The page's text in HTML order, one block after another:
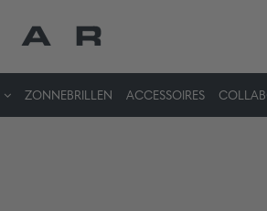
ZONNEBRILLEN ACCESSOIRES